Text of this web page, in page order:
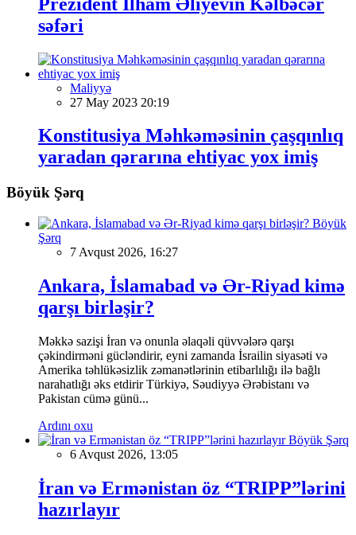
səfəri
Maliyyə
27 May 2023 20:19
Konstitusiya Məhkəməsinin çaşqınlıq
yaradan qərarına ehtiyac yox imiş
Böyük Şərq
Böyük
Şərq
7 Avqust 2026, 16:27
Ankara, İslamabad və Ər-Riyad kimə
qarşı birləşir?
Məkkə sazişi İran və onunla əlaqəli qüvvələrə qarşı
çəkindirməni gücləndirir, eyni zamanda İsrailin siyasəti və
Amerika təhlükəsizlik zəmanətlərinin etibarlılığı ilə bağlı
narahatlığı əks etdirir Türkiyə, Səudiyyə Ərəbistanı və
Pakistan cümə günü...
Ardını oxu
Böyük Şərq
6 Avqust 2026, 13:05
İran və Ermənistan öz “TRIPP”lərini
hazırlayır